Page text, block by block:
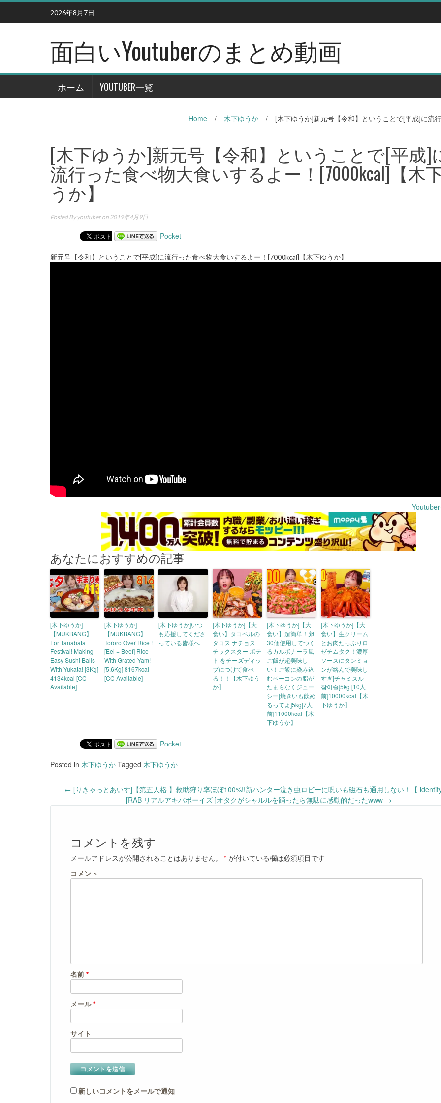
Skip
content
2026年8月7日
面白いYoutuberのまとめ動画
ホーム YOUTUBER一覧
Home / 木下ゆうか / [木下ゆうか]新元号【令和】ということで[平成]に流
[木下ゆうか]新元号【令和】ということで[平成]
流行った食べ物大食いするよー！[7000kcal]【木
うか】
Posted By youtuberon 2019年4月9日
Pocket
新元号【令和】ということで[平成]に流行った食べ物大食いするよー！[7000kcal]【木下ゆうか】
あなたにおすすめの記事
[木下ゆうか]
【MUKBANG】
For Tanabata
Festival! Making
Easy Sushi Balls
With Yukata! [3Kg]
4134kcal [CC
Available]
[木下ゆうか]
【MUKBANG】
Tororo Over Rice !
[Eel + Beef] Rice
With Grated Yam!
[5.6Kg] 8167kcal
[CC Available]
[木下ゆうか]いつ
も応援してくださ
っている皆様へ
[木下ゆうか]【大
食い】タコベルの
タコス ナチョス
チックスター ポテ
ト をチーズディッ
プにつけて食べ
る！！【木下ゆう
か】
[木下ゆうか]【大
食い】超簡単！卵
30個使用してつく
るカルボナーラ風
ご飯が超美味し
い！ご飯に染み込
むベーコンの脂が
たまらなくジュー
シー[焼きいも飲め
るってよ]5kg[7人
前]11000kcal【木
下ゆうか】
[木下ゆうか]【大
食い】生クリーム
とお肉たっぷりロ
ゼチムタク！濃厚
ソースにタンミョ
ンが絡んで美味し
すぎ[チャミスル
참이슬]5kg [10人
前]10000kcal【木
下ゆうか】
Pocket
Posted in 木下ゆうか Tagged 木下ゆうか
Post
navigation
← [りきゃっとあいす]【第五人格 】救助狩り率ほぼ100%!!新ハンター泣き虫ロビーに呪いも磁石も通用しない！【
[RAB リアルアキバボーイズ ]オタクがシャルルを踊ったら無駄に感動的だったwww →
コメントを残す
メールアドレスが公開されることはありません。 * が付いている欄は必須項目です
コメント
名前 *
メール*
サイト
新しいコメントをメールで通知